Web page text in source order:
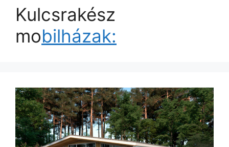
Kulcsrakész
mobilházak: